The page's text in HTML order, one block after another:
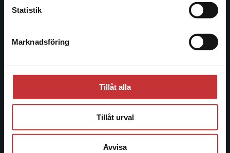
Statistik
Marknadsföring
Tillåt alla
Tillåt urval
Avvisa
046-31 20 00
Box 141
Åkergränden 1
226 60 Lund
Kundservice